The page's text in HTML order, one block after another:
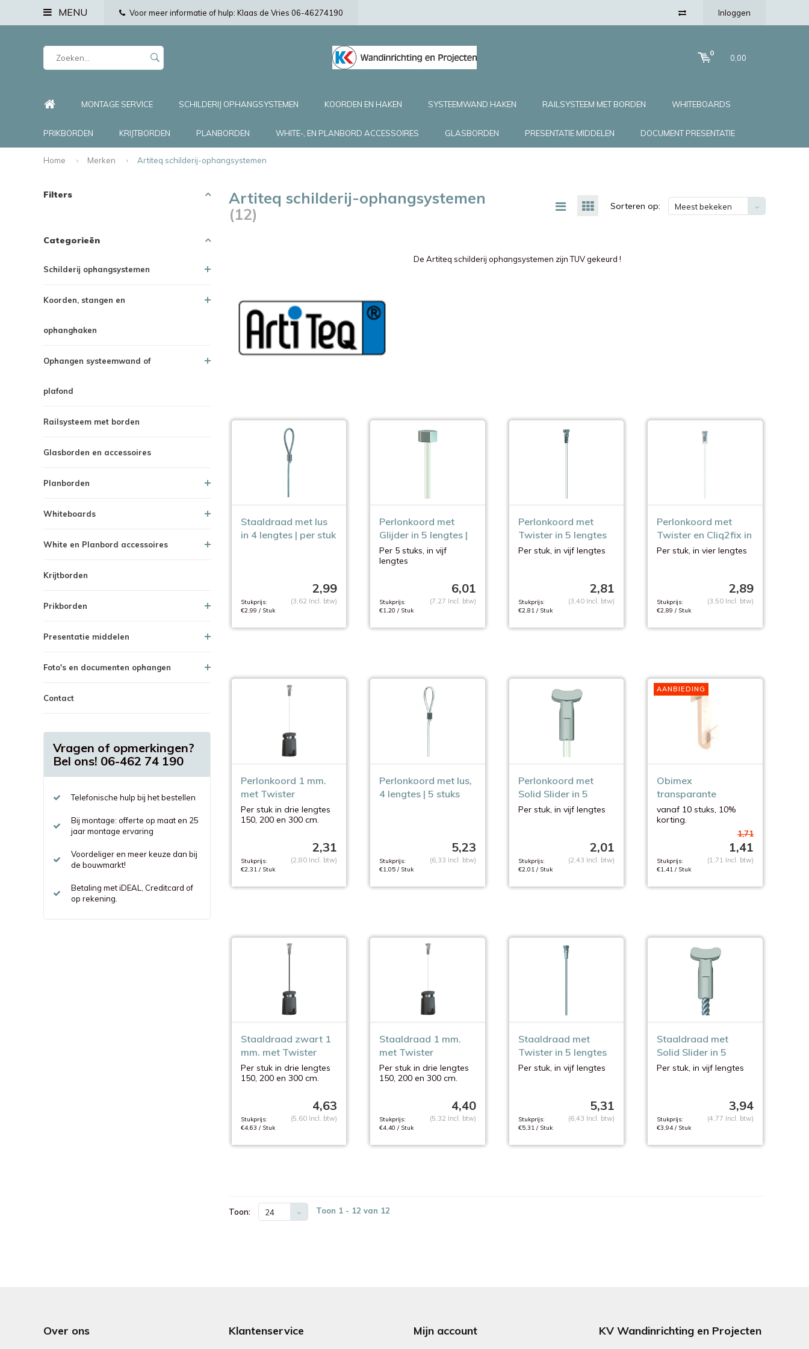
MENU Voor meer informatie of hulp: Klaas de Vries 06-46274190 Inloggen
0
0,00
MONTAGE SERVICE SCHILDERIJ OPHANGSYSTEMEN KOORDEN EN HAKEN SYSTEEMWAND HAKEN RAILSYSTEEM MET BORDEN WHITEBOARDS
PRIKBORDEN KRIJTBORDEN PLANBORDEN WHITE-, EN PLANBORD ACCESSOIRES GLASBORDEN PRESENTATIE MIDDELEN DOCUMENT PRESENTATIE
Home Merken Artiteq schilderij-ophangsystemen
Filters
Categorieën
Schilderij ophangsystemen
Koorden, stangen en
ophanghaken
Ophangen systeemwand of
plafond
Railsysteem met borden
Glasborden en accessoires
Planborden
Whiteboards
White en Planbord accessoires
Krijtborden
Prikborden
Presentatie middelen
Foto's en documenten ophangen
Contact
Vragen of opmerkingen?
Bel ons! 06-462 74 190
Telefonische hulp bij het bestellen
Bij montage: offerte op maat en 25
jaar montage ervaring
Voordeliger en meer keuze dan bij
de bouwmarkt!
Betaling met iDEAL, Creditcard of
op rekening.
Artiteq schilderij-ophangsystemen
(12)
Sorteren op: Meest bekeken
De Artiteq schilderij ophangsystemen zijn TUV gekeurd !
Staaldraad met lus
in 4 lengtes | per stuk
2,99
Stukprijs:
€2,99 / Stuk
(3,62 Incl. btw)
Perlonkoord met
Glijder in 5 lengtes |
5 stuks
Per 5 stuks, in vijf
lengtes
6,01
Stukprijs:
€1,20 / Stuk
(7,27 Incl. btw)
Perlonkoord met
Twister in 5 lengtes
Per stuk, in vijf lengtes
2,81
Stukprijs:
€2,81 / Stuk
(3,40 Incl. btw)
Perlonkoord met
Twister en Cliq2fix in
4 lengtes
Per stuk, in vier lengtes
2,89
Stukprijs:
€2,89 / Stuk
(3,50 Incl. btw)
Perlonkoord 1 mm.
met Twister
Per stuk in drie lengtes
150, 200 en 300 cm.
2,31
Stukprijs:
€2,31 / Stuk
(2,80 Incl. btw)
Perlonkoord met lus,
4 lengtes | 5 stuks
5,23
Stukprijs:
€1,05 / Stuk
(6,33 Incl. btw)
Perlonkoord met
Solid Slider in 5
lengtes
Per stuk, in vijf lengtes
2,01
Stukprijs:
€2,01 / Stuk
(2,43 Incl. btw)
AANBIEDING
Obimex
transparante
systeemwandhaak
vanaf 10 stuks, 10%
korting.
1,71
1,41
Stukprijs:
€1,41 / Stuk
(1,71 Incl. btw)
Staaldraad zwart 1
mm. met Twister
Per stuk in drie lengtes
150, 200 en 300 cm.
4,63
Stukprijs:
€4,63 / Stuk
(5,60 Incl. btw)
Staaldraad 1 mm.
met Twister
Per stuk in drie lengtes
150, 200 en 300 cm.
4,40
Stukprijs:
€4,40 / Stuk
(5,32 Incl. btw)
Staaldraad met
Twister in 5 lengtes
Per stuk, in vijf lengtes
5,31
Stukprijs:
€5,31 / Stuk
(6,43 Incl. btw)
Staaldraad met
Solid Slider in 5
lengtes
Per stuk, in vijf lengtes
3,94
Stukprijs:
€3,94 / Stuk
(4,77 Incl. btw)
Toon: 24 Toon 1 - 12 van 12
Over ons Klantenservice Mijn account KV Wandinrichting en Projecten